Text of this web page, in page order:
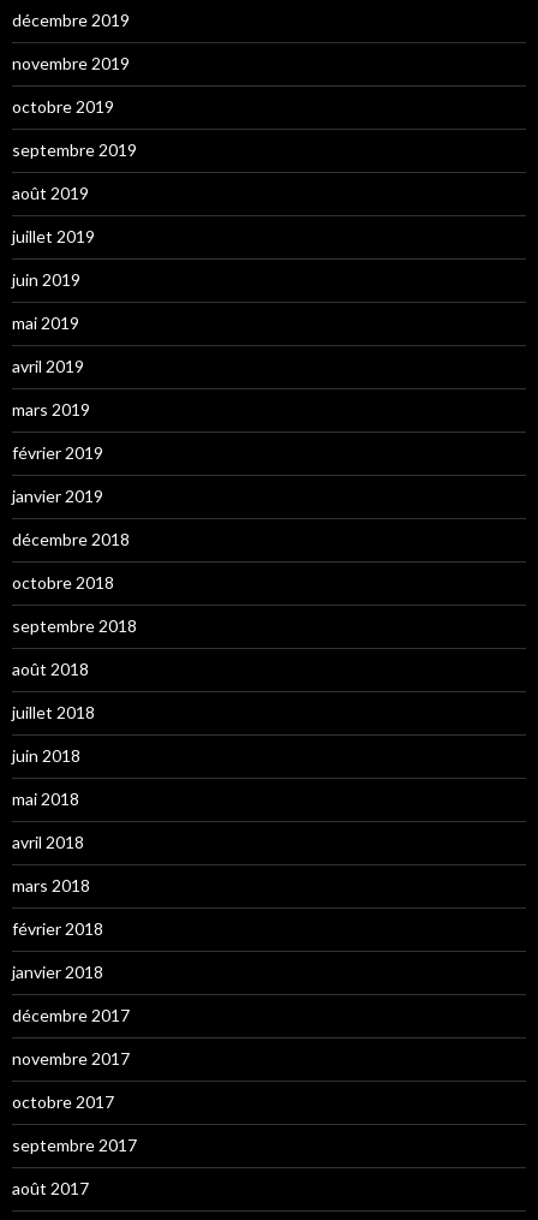
décembre 2019
novembre 2019
octobre 2019
septembre 2019
août 2019
juillet 2019
juin 2019
mai 2019
avril 2019
mars 2019
février 2019
janvier 2019
décembre 2018
octobre 2018
septembre 2018
août 2018
juillet 2018
juin 2018
mai 2018
avril 2018
mars 2018
février 2018
janvier 2018
décembre 2017
novembre 2017
octobre 2017
septembre 2017
août 2017